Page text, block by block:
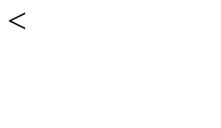
<